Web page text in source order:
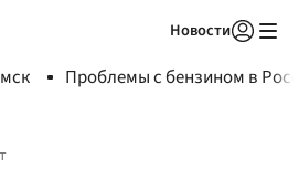
Новости
Проблемы с бензином в